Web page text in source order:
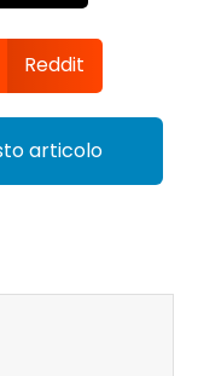
Reddit
articolo